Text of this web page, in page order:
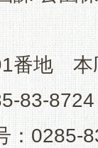
番地 本
83-8724
：0285-